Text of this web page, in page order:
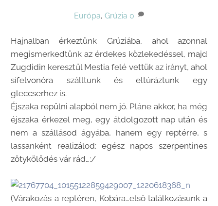
Európa, Grúzia 0
Hajnalban érkeztünk Grúziába, ahol azonnal
megismerkedtünk az érdekes közlekedéssel, majd
Zugdidin keresztül Mestia felé vettük az irányt, ahol
sífelvonóra szálltunk és eltúráztunk egy
gleccserhez is.
Éjszaka repülni alapból nem jó. Pláne akkor, ha még
éjszaka érkezel meg, egy átdolgozott nap után és
nem a szállásod ágyába, hanem egy reptérre, s
lassanként realizálod: egész napos szerpentines
zötykölődés vár rád…:/
(Várakozás a reptéren, Kobára…első találkozásunk a